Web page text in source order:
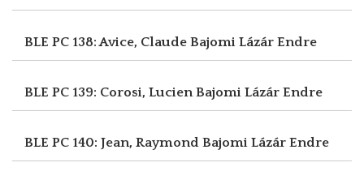
BLE PC 138: Avice, Claude Bajomi Lázár Endre
BLE PC 139: Corosi, LucienBajomi Lázár Endre
BLE PC 140: Jean, Raymond Bajomi Lázár Endre